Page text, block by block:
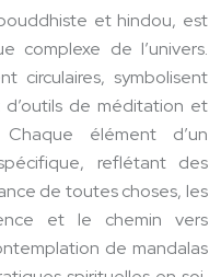
et hindou, est
complexe de l’univers.
circulaires, symbolisent
d’outils de méditation et
élément d’un
reflétant des
de toutes choses, les
et le chemin vers
de mandalas